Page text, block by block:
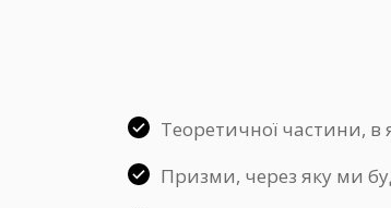
Теоретичної частини, в
Призми, через яку ми